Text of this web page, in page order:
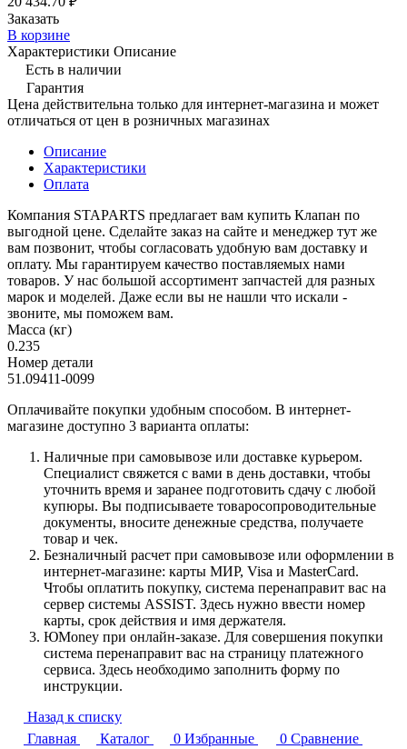
Заказать
В корзине
Характеристики Описание
Есть в наличии
Гарантия
Цена действительна только для интернет-магазина и может
отличаться от цен в розничных магазинах
Описание
Характеристики
Оплата
Компания STAPARTS предлагает вам купить Клапан по
выгодной цене. Сделайте заказ на сайте и менеджер тут же
вам позвонит, чтобы согласовать удобную вам доставку и
оплату. Мы гарантируем качество поставляемых нами
товаров. У нас большой ассортимент запчастей для разных
марок и моделей. Даже если вы не нашли что искали -
звоните, мы поможем вам.
Масса (кг)
0.235
Номер детали
51.09411-0099
Оплачивайте покупки удобным способом. В интернет-
магазине доступно 3 варианта оплаты:
Наличные при самовывозе или доставке курьером.
Специалист свяжется с вами в день доставки, чтобы
уточнить время и заранее подготовить сдачу с любой
купюры. Вы подписываете товаросопроводительные
документы, вносите денежные средства, получаете
товар и чек.
Безналичный расчет при самовывозе или оформлении в
интернет-магазине: карты МИР, Visa и MasterCard.
Чтобы оплатить покупку, система перенаправит вас на
сервер системы ASSIST. Здесь нужно ввести номер
карты, срок действия и имя держателя.
ЮMoney при онлайн-заказе. Для совершения покупки
система перенаправит вас на страницу платежного
сервиса. Здесь необходимо заполнить форму по
инструкции.
Назад к списку
Главная
Каталог 0 Избранные 0 Сравнение